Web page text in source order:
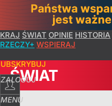
KRAJ ŚWIAT OPINIE HISTORIA
RZECZY+ WSPIERAJ
ZALOGUJ
MENU
ŚWIAT